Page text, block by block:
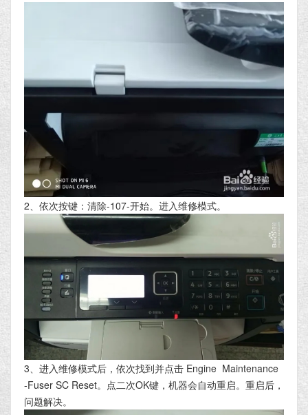
2、依次按键：清除-107-开始。进入维修模式。
3、进入维修模式后，依次找到并点击 Engine Maintenance
-Fuser SC Reset。点二次OK键，机器会自动重启。重启后，
问题解决。